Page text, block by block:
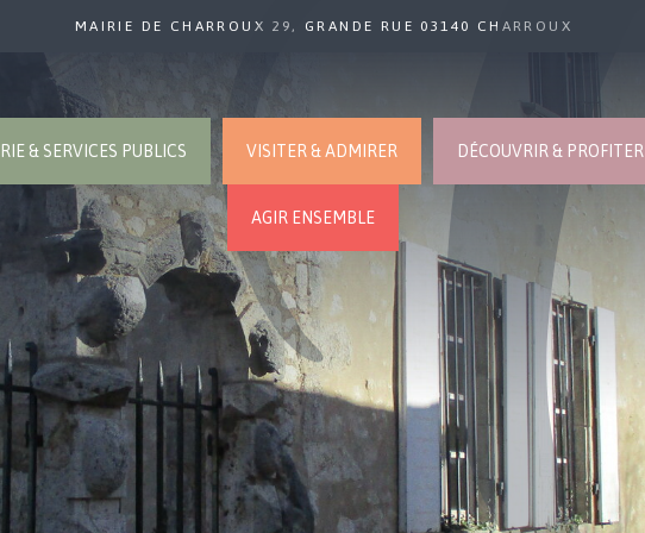
MAIRIE DE CHARROUX 29, GRANDE RUE 03140 CHARROUX
& SERVICES PUBLICS VISITER & ADMIRER DÉCOUVRIR & PROFITER
AGIR ENSEMBLE